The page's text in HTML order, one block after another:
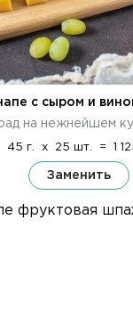
с сыром и
на нежнейшем
45 г. x 25 шт. = 1
Заменить